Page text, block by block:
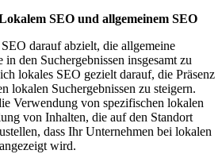
SEO und allgemeinem SEO
darauf abzielt, die allgemeine
den Suchergebnissen insgesamt zu
lokales SEO gezielt darauf, die Präsenz
lokalen Suchergebnissen zu steigern.
Verwendung von spezifischen lokalen
von Inhalten, die auf den Standort
dass Ihr Unternehmen bei lokalen
wird.